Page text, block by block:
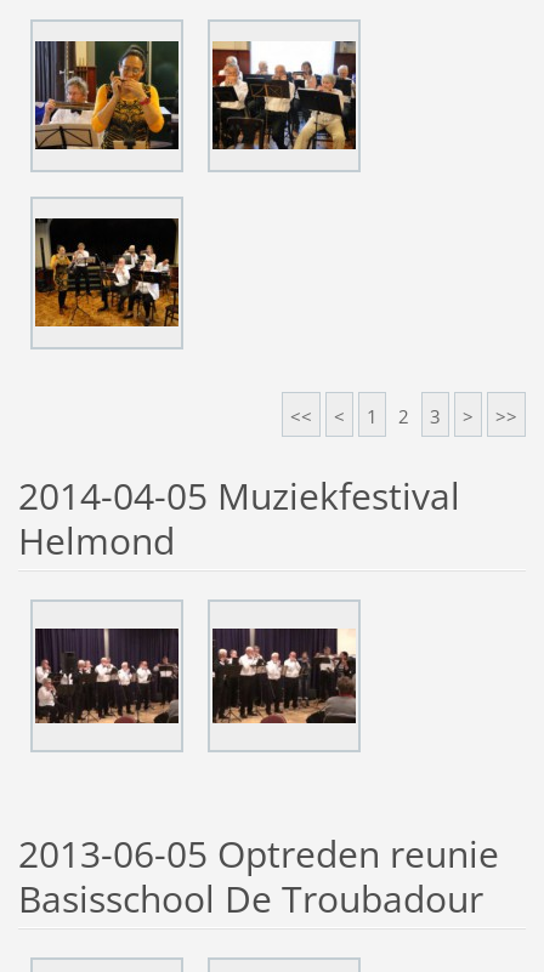
<< < 1 2 3 > >>
2014-04-05 Muziekfestival
Helmond
2013-06-05 Optreden reunie
Basisschool De Troubadour